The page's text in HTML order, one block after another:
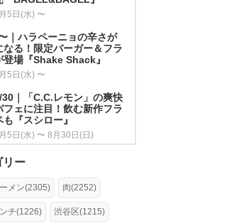
5日(水) 〜
｜ハラペーニョの辛さが
なる！限定バーガー＆フラ
登場『Shake Shack』
5日(水) 〜
｜「C.C.レモン」の爽快
フェに注目！飲む新作フラ
も『スシロー』
5日(水) 〜 8月30日(日)
リー
メン(2305) 肉(2252)
チ(1226) 渋谷区(1215)